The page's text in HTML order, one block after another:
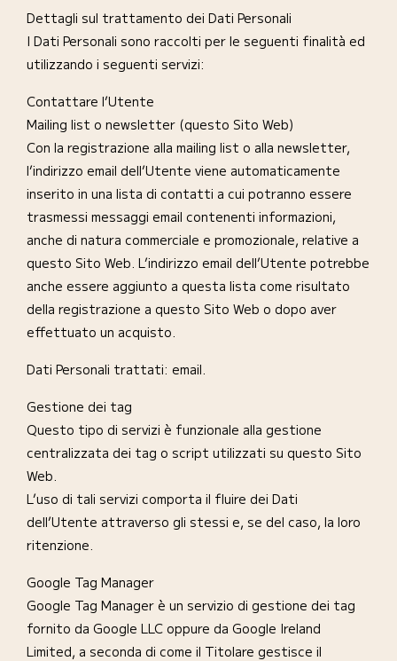
Dettagli sul trattamento dei Dati Personali
I Dati Personali sono raccolti per le seguenti finalità ed
utilizzando i seguenti servizi:
Contattare l’Utente
Mailing list o newsletter (questo Sito Web)
Con la registrazione alla mailing list o alla newsletter,
l’indirizzo email dell’Utente viene automaticamente
inserito in una lista di contatti a cui potranno essere
trasmessi messaggi email contenenti informazioni,
anche di natura commerciale e promozionale, relative a
questo Sito Web. L’indirizzo email dell’Utente potrebbe
anche essere aggiunto a questa lista come risultato
della registrazione a questo Sito Web o dopo aver
effettuato un acquisto.
Dati Personali trattati: email.
Gestione dei tag
Questo tipo di servizi è funzionale alla gestione
centralizzata dei tag o script utilizzati su questo Sito
Web.
L’uso di tali servizi comporta il fluire dei Dati
dell’Utente attraverso gli stessi e, se del caso, la loro
ritenzione.
Google Tag Manager
Google Tag Manager è un servizio di gestione dei tag
fornito da Google LLC oppure da Google Ireland
Limited, a seconda di come il Titolare gestisce il